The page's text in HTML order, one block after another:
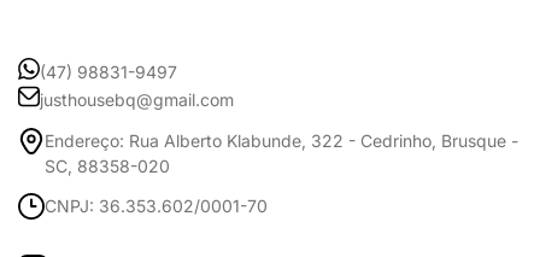
(47) 98831-9497
justhousebq@gmail.com
Endereço: Rua Alberto Klabunde, 322 - Cedrinho, Brusque -
SC, 88358-020
CNPJ: 36.353.602/0001-70